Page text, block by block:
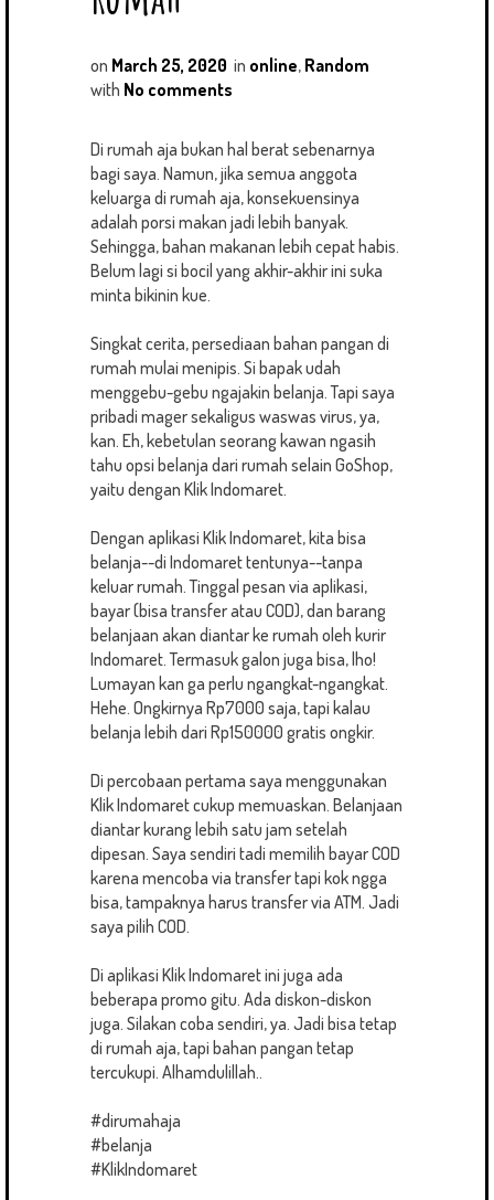
on March 25, 2020 in online, Random
with No comments
Di rumah aja bukan hal berat sebenarnya
bagi saya. Namun, jika semua anggota
keluarga di rumah aja, konsekuensinya
adalah porsi makan jadi lebih banyak.
Sehingga, bahan makanan lebih cepat habis.
Belum lagi si bocil yang akhir-akhir ini suka
minta bikinin kue.
Singkat cerita, persediaan bahan pangan di
rumah mulai menipis. Si bapak udah
menggebu-gebu ngajakin belanja. Tapi saya
pribadi mager sekaligus waswas virus, ya,
kan. Eh, kebetulan seorang kawan ngasih
tahu opsi belanja dari rumah selain GoShop,
yaitu dengan Klik Indomaret.
Dengan aplikasi Klik Indomaret, kita bisa
belanja--di Indomaret tentunya--tanpa
keluar rumah. Tinggal pesan via aplikasi,
bayar (bisa transfer atau COD), dan barang
belanjaan akan diantar ke rumah oleh kurir
Indomaret. Termasuk galon juga bisa, lho!
Lumayan kan ga perlu ngangkat-ngangkat.
Hehe. Ongkirnya Rp7000 saja, tapi kalau
belanja lebih dari Rp150000 gratis ongkir.
Di percobaan pertama saya menggunakan
Klik Indomaret cukup memuaskan. Belanjaan
diantar kurang lebih satu jam setelah
dipesan. Saya sendiri tadi memilih bayar COD
karena mencoba via transfer tapi kok ngga
bisa, tampaknya harus transfer via ATM. Jadi
saya pilih COD.
Di aplikasi Klik Indomaret ini juga ada
beberapa promo gitu. Ada diskon-diskon
juga. Silakan coba sendiri, ya. Jadi bisa tetap
di rumah aja, tapi bahan pangan tetap
tercukupi. Alhamdulillah..
#dirumahaja
#belanja
#KlikIndomaret